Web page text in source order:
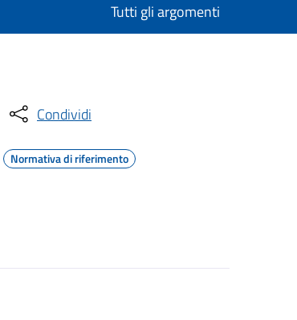
Tutti gli argomenti
Condividi
Normativa di riferimento